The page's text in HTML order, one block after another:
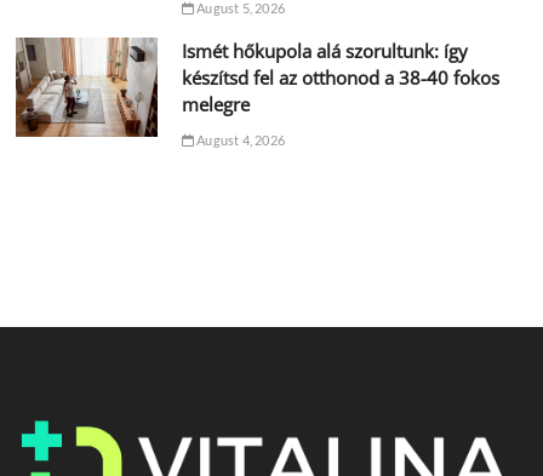
August 5, 2026
Ismét hőkupola alá szorultunk: így
készítsd fel az otthonod a 38-40 fokos
melegre
August 4, 2026